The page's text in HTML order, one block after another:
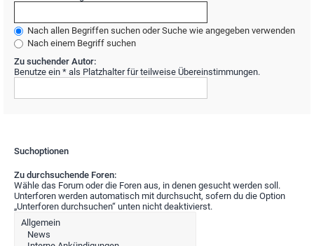
Nach allen Begriffen suchen oder Suche wie angegeben verwenden
Nach einem Begriff suchen
Zu suchender Autor:
Benutze ein * als Platzhalter für teilweise Übereinstimmungen.
Suchoptionen
Zu durchsuchende Foren:
Wähle das Forum oder die Foren aus, in denen gesucht werden soll.
Unterforen werden automatisch mit durchsucht, sofern du die Option
„Unterforen durchsuchen“ unten nicht deaktivierst.